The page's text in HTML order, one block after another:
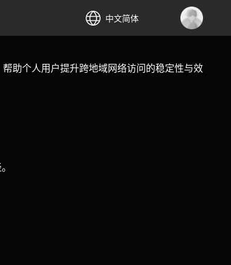
中文简体
助个人用户提升跨地域网络访问的稳定性与效